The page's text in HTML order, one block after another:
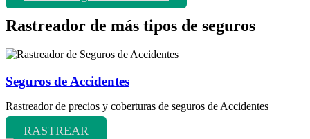
Rastreador de más tipos de seguros
Seguros de Accidentes
Rastreador de precios y coberturas de seguros de Accidentes
RASTREAR